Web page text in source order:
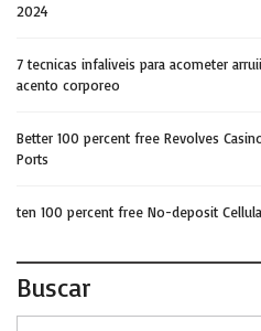
2024
7 tecnicas infaliveis para acometer
acento corporeo
Better 100 percent free Revolves
Ports
ten 100 percent free No-deposit
Buscar